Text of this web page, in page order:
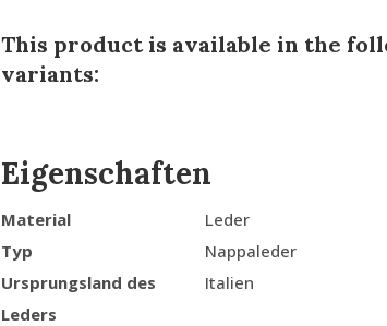
This product is available in the
variants:
Eigenschaften
Material
Leder
Typ
Nappaleder
Ursprungsland des
Leders
Italien